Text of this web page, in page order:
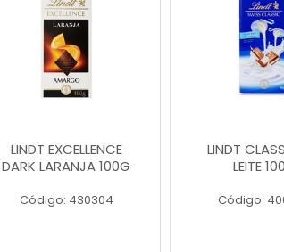
LINDT EXCELLENCE
DARK LARANJA 100G
Código: 430304
LINDT
LEITE
Código: